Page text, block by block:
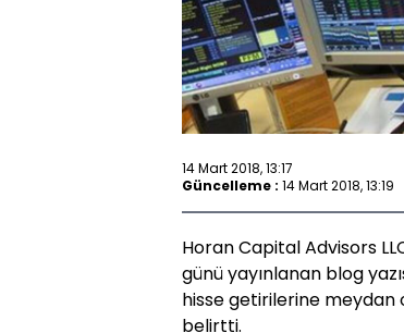
14 Mart 2018, 13:17
Güncelleme : 14 Mart 2018, 13:19
Horan Capital Advisors
günü yayınlanan blog
hisse getirilerine
belirtti.